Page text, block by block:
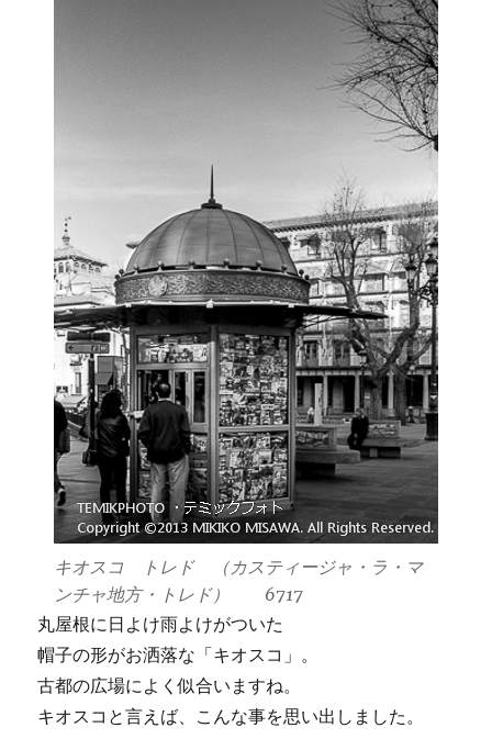
キオスコ トレド （カスティージャ・ラ・マ
ンチャ地方・トレド） 6717
丸屋根に日よけ雨よけがついた
帽子の形がお洒落な「キオスコ」。
古都の広場によく似合いますね。
キオスコと言えば、こんな事を思い出しました。